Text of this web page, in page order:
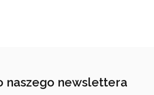
naszego newslettera